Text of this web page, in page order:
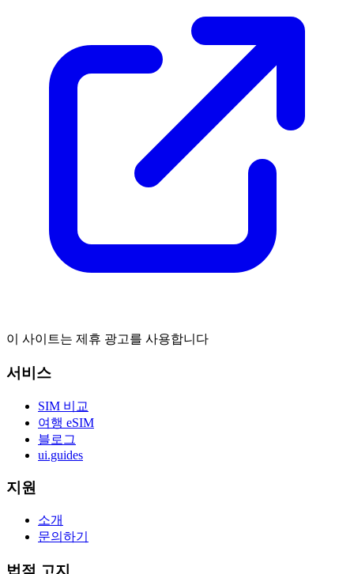
이 사이트는 제휴 광고를 사용합니다
서비스
SIM 비교
여행 eSIM
블로그
ui.guides
지원
소개
문의하기
법적 고지